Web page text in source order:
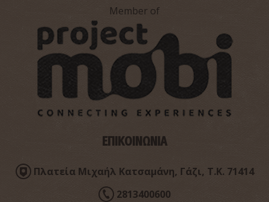
Ναός Κοιμήσεως της Θεοτόκου «Παναγία Κερά»
Member of
ΕΠΙΚΟΙΝΩΝΙΑ
Πλατεία Μιχαήλ Κατσαμάνη, Γάζι, Τ.Κ. 71414
2813400600